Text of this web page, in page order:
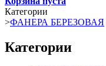
Категории
>ФАНЕРА БЕРЕЗОВАЯ
Категории